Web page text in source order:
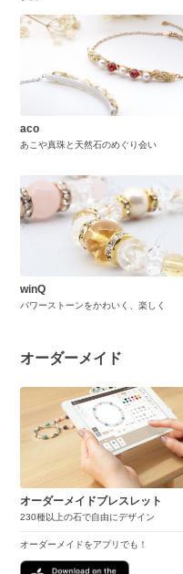
aco
あこや真珠と天然石のめぐり会い
winQ
パワーストーンをかわいく、楽しく
オーダーメイド
オーダーメイドブレスレット
230種以上の石で自由にデザイン
オーダーメイドをアプリでも！